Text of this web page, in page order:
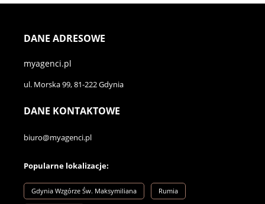
DANE ADRESOWE
myagenci.pl
ul. Morska 99, 81-222 Gdynia
DANE KONTAKTOWE
biuro@myagenci.pl
Popularne lokalizacje:
Gdynia Wzgórze Św. Maksymiliana Rumia